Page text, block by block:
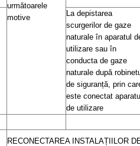
următoarele
motive
La depistarea
scurgerilor de gaze
naturale în aparatul
utilizare sau în
conducta de gaze
naturale după
de siguranță, prin
este conectat
de utilizare
RECONECTAREA INSTALAȚIILOR